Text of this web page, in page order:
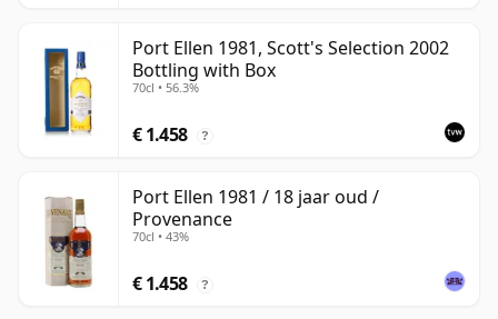
Port Ellen 1981, Scott's Selection 2002
Bottling with Box
70cl • 56.3%
€ 1.458 ?
Port Ellen 1981 / 18 jaar oud /
Provenance
70cl • 43%
€ 1.458 ?